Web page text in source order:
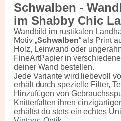
Schwalben -
im Shabby Chic
Wandbild im rustikalen
Motiv „Schwalben“ als Print
Holz, Leinwand oder
FineArtPapier in
deiner Wand bestellen.
Jede Variante wird liebevoll
erhält durch spezielle Filter,
Hinzufügen von
Knitterfalten ihren
erhältst du stets ein echtes